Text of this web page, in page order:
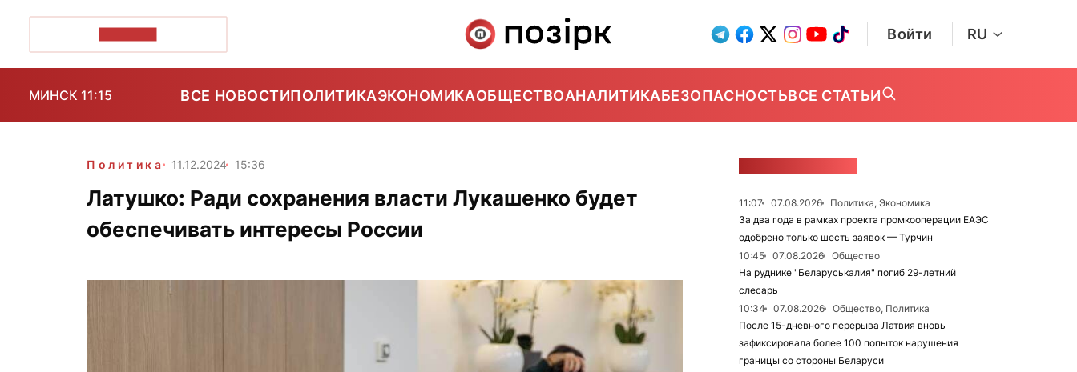
Войти RU
МИНСК 11:15 ВСЕ НОВОСТИПОЛИТИКАЭКОНОМИКАОБЩЕСТВОАНАЛИТИКАБЕЗОПАСНОСТЬВСЕ СТАТЬИ
Политика 11.12.2024 15:36
Латушко: Ради сохранения власти Лукашенко будет
обеспечивать интересы России
11:07 07.08.2026
Политика, Экономика
За два года в рамках проекта промкооперации ЕАЭС
одобрено только шесть заявок — Турчин
10:45
07.08.2026
Общество
На руднике "Беларуськалия" погиб 29-летний
слесарь
10:34
07.08.2026
Общество, Политика
После 15-дневного перерыва Латвия вновь
зафиксировала более 100 попыток нарушения
границы со стороны Беларуси